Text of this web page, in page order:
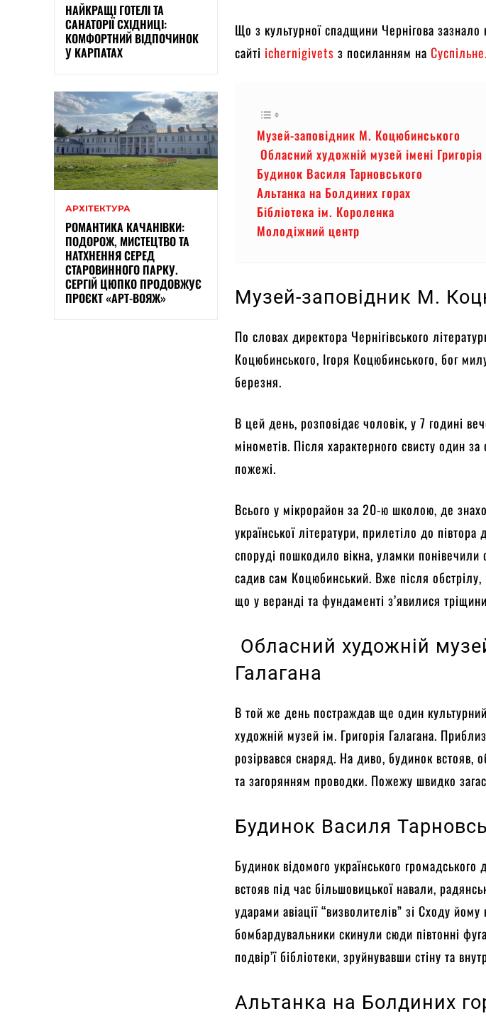
НАЙКРАЩІ ГОТЕЛІ ТА
САНАТОРІЇ СХІДНИЦІ:
КОМФОРТНИЙ ВІДПОЧИНОК
У КАРПАТАХ
АРХІТЕКТУРА
РОМАНТИКА КАЧАНІВКИ:
ПОДОРОЖ, МИСТЕЦТВО ТА
НАТХНЕННЯ СЕРЕД
СТАРОВИННОГО ПАРКУ.
СЕРГІЙ ЦЮПКО ПРОДОВЖУЄ
ПРОЄКТ «АРТ-ВОЯЖ»
Що з культурної спадщини Чернігова зазнало
сайті ichernigivets з посиланням наСуспільне.
Музей-заповідник М. Коцюбинського
Обласний художній музей імені Григорія
Будинок Василя Тарновського
Альтанка на Болдиних горах
Бібліотека ім. Короленка
Молодіжний центр
Музей-заповідник М.
По словах директора Чернігівського
Коцюбинського, Ігоря Коцюбинського, бог
березня.
В цей день, розповідає чоловік, у 7 годині
мінометів. Після характерного свисту один
пожежі.
Всього у мікрорайон за 20-ю школою, де
української літератури, прилетіло до
споруді пошкодило вікна, уламки понівечили
садив сам Коцюбинський. Вже після
що у веранді та фундаменті з’явилися
Обласний художній
Галагана
В той же день постраждав ще один
художній музей ім. Григорія Галагана.
розірвався снаряд. На диво, будинок
та загорянням проводки. Пожежу швидко
Будинок Василя
Будинок відомого українського громадського
встояв під час більшовицької навали,
ударами авіації “визволителів” зі Сходу
бомбардувальники скинули сюди півтонні
подвір’ї бібліотеки, зруйнувавши стіну та
Альтанка на Болдиних